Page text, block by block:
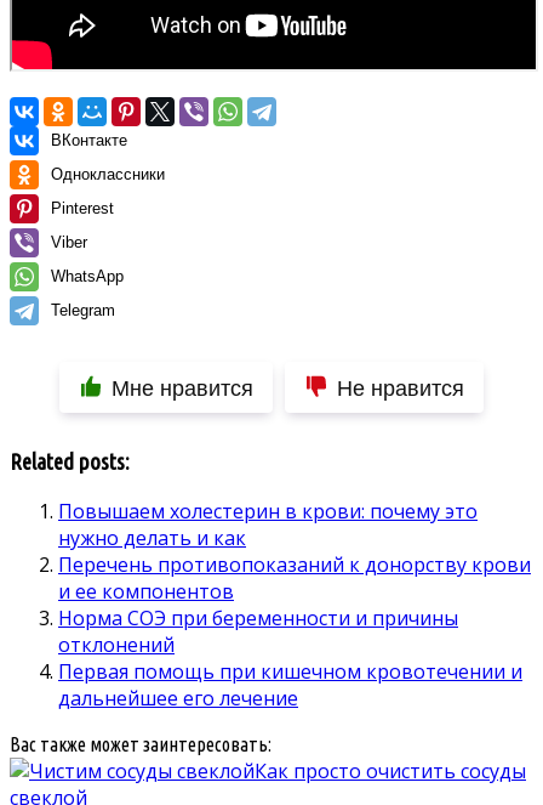
ВКонтакте
Одноклассники
Pinterest
Viber
WhatsApp
Telegram
Мне нравится Не нравится
Related posts:
Повышаем холестерин в крови: почему это
нужно делать и как
Перечень противопоказаний к донорству крови
и ее компонентов
Норма СОЭ при беременности и причины
отклонений
Первая помощь при кишечном кровотечении и
дальнейшее его лечение
Вас также может заинтересовать:
Как просто очистить сосуды
свеклой